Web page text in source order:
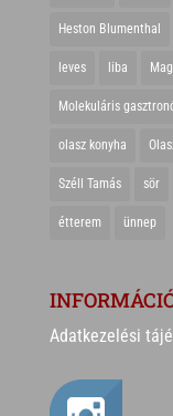
Heston Blumenthal
leves liba
Molekuláris
olasz konyha
Széll Tamás sör
étterem ünnep
Adatkezelési